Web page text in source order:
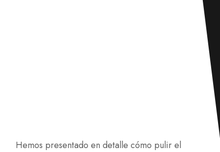
Hemos presentado en detalle cómo pulir el